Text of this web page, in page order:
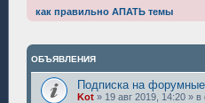
как правильно АПАТЬ темы
ОБЪЯВЛЕНИЯ
Подписка на
Kot » 19 авг 2019, 14:20 » в